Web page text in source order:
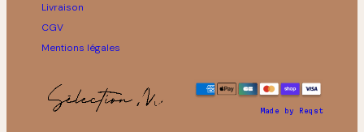
Livraison
CGV
Mentions légales
Made by Reqst